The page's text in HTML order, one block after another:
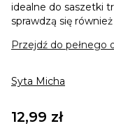
idealne do saszetki
sprawdzą się
Przejdź do pełnego
Syta Micha
Cena
12,99 zł